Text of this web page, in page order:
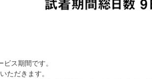
ス期間です。
ただきます。